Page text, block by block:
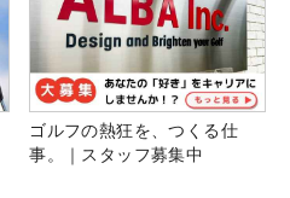
ゴルフの熱狂を、つくる仕
事。｜スタッフ募集中